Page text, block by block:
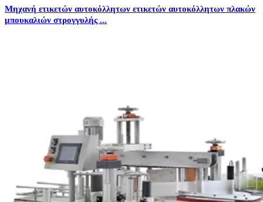
Μηχανή ετικετών αυτοκόλλητων ετικετών αυτοκόλλητων πλακών
μπουκαλιών στρογγυλής ...